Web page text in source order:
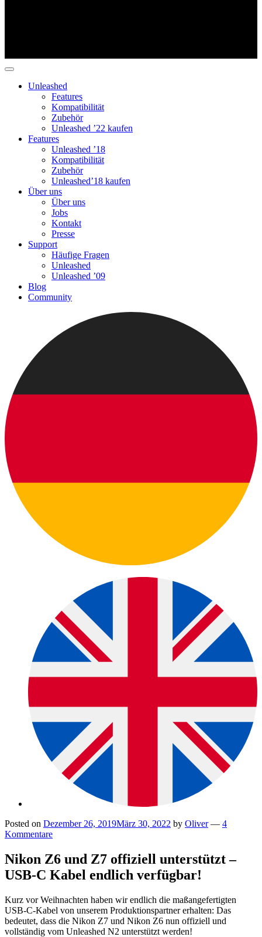
Unleashed
Features
Kompatibilität
Zubehör
Unleashed ’22 kaufen
Features
Unleashed ’18
Kompatibilität
Zubehör
Unleashed’18 kaufen
Über uns
Über uns
Jobs
Kontakt
Presse
Support
Häufige Fragen
Unleashed
Unleashed ’09
Blog
Community
Posted on Dezember 26, 2019März 30, 2022 by Oliver — 4
Kommentare
Nikon Z6 und Z7 offiziell unterstützt –
USB-C Kabel endlich verfügbar!
Kurz vor Weihnachten haben wir endlich die maßangefertigten
USB-C-Kabel von unserem Produktionspartner erhalten: Das
bedeutet, dass die Nikon Z7 und Nikon Z6 nun offiziell und
vollständig vom Unleashed N2 unterstützt werden!